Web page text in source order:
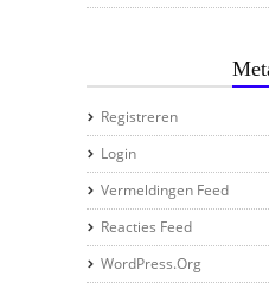
Registreren
Login
Vermeldingen Feed
Reacties Feed
WordPress.org